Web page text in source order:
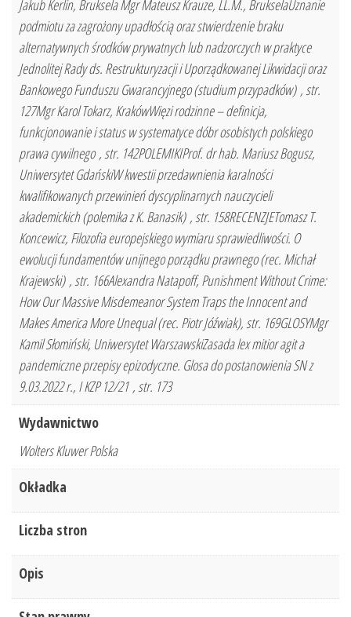
Jakub Kerlin, Bruksela Mgr Mateusz Krauze, LL.M., BrukselaUznanie
podmiotu za zagrożony upadłością oraz stwierdzenie braku
alternatywnych środków prywatnych lub nadzorczych w praktyce
Jednolitej Rady ds. Restrukturyzacji i Uporządkowanej Likwidacji oraz
Bankowego Funduszu Gwarancyjnego (studium przypadków) , str.
127Mgr Karol Tokarz, KrakówWięzi rodzinne – definicja,
funkcjonowanie i status w systematyce dóbr osobistych polskiego
prawa cywilnego , str. 142POLEMIKIProf. dr hab. Mariusz Bogusz,
Uniwersytet GdańskiW kwestii przedawnienia karalności
kwalifikowanych przewinień dyscyplinarnych nauczycieli
akademickich (polemika z K. Banasik) , str. 158RECENZJETomasz T.
Koncewicz, Filozofia europejskiego wymiaru sprawiedliwości. O
ewolucji fundamentów unijnego porządku prawnego (rec. Michał
Krajewski) , str. 166Alexandra Natapoff, Punishment Without Crime:
How Our Massive Misdemeanor System Traps the Innocent and
Makes America More Unequal (rec. Piotr Jóźwiak), str. 169GLOSYMgr
Kamil Słomiński, Uniwersytet WarszawskiZasada lex mitior agit a
pandemiczne przepisy epizodyczne. Glosa do postanowienia SN z
9.03.2022 r., I KZP 12/21 , str. 173
Wydawnictwo
Wolters Kluwer Polska
Okładka
Liczba stron
Opis